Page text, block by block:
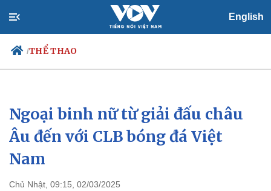
English
/THỂ THAO
Chính trị
Đảng
Tổ chức nhân sự
Quốc hội
Xã hội
Tin 24h
Dự báo thời tiết
Ngoại binh nữ từ giải đấu châu
Âu đến với CLB bóng đá Việt
Nam
Chủ Nhật, 09:15, 02/03/2025